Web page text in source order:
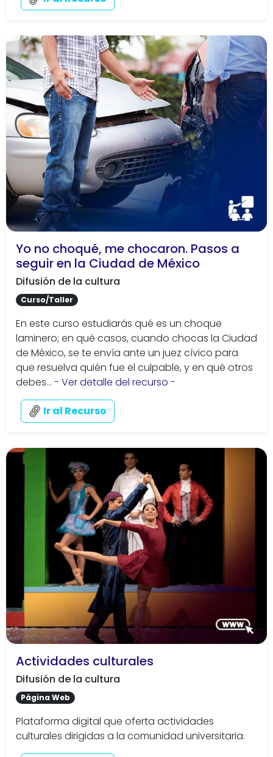
Yo no choqué, me chocaron. Pasos a
seguir en la Ciudad de México
Difusión de la cultura
Curso/Taller
En este curso estudiarás qué es un choque
laminero; en qué casos, cuando chocas la Ciudad
de México, se te envía ante un juez cívico para
que resuelva quién fue el culpable, y en qué otros
debes... - Ver detalle del recurso -
Ir al Recurso
Actividades culturales
Difusión de la cultura
Página Web
Plataforma digital que oferta actividades
culturales dirigidas a la comunidad universitaria.